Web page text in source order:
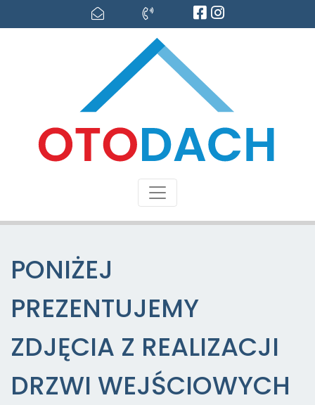
PONIŻEJ
PREZENTUJEMY
ZDJĘCIA Z REALIZACJI
DRZWI WEJŚCIOWYCH